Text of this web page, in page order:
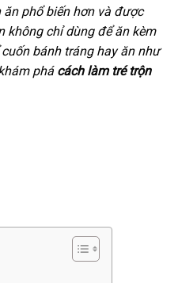
phổ biến hơn và được
không chỉ dùng để ăn kèm
bánh tráng hay ăn như
phá cách làm tré trộn